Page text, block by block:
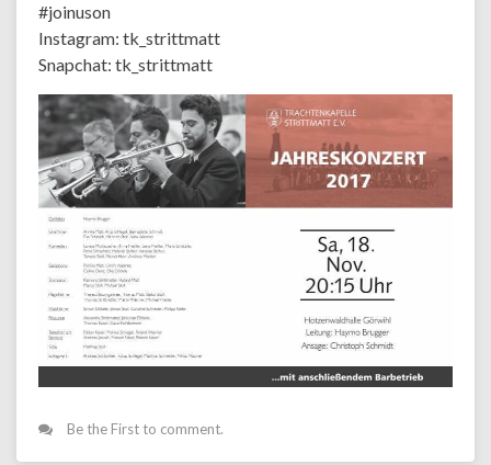
#joinuson
Instagram: tk_strittmatt
Snapchat: tk_strittmatt
Be the First to comment.